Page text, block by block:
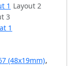
1 Layout 2
3
1
(48x19mm),